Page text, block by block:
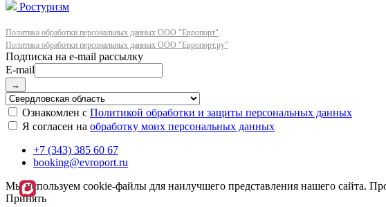
Ростуризм
Политика обработки персональных данных ООО "Европорт"
Политика обработки персональных данных ООО "Европорт.ру"
E-mail
→
Ознакомлен с Политикой обработки и защиты персональных данных
Я согласен на обработку моих персональных данных
+7 (343) 385 60 67
booking@evroport.ru
Мы используем cookie-файлы для наилучшего представления нашего сайта.
Принять